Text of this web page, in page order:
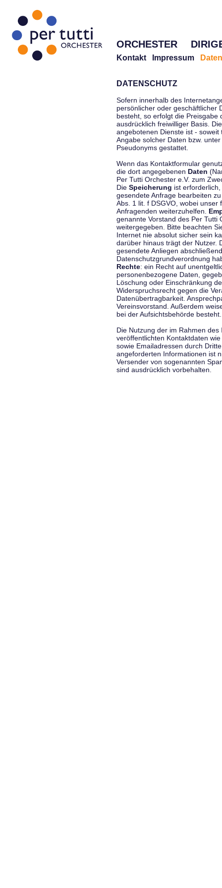
ORCHESTER
Kontakt Impressum
DATENSCHUTZ
Sofern innerhalb des
persönlicher oder geschäftlicher
besteht, so erfolgt die Preisgabe
ausdrücklich freiwilliger Basis.
angebotenen Dienste ist -
Angabe solcher Daten bzw.
Pseudonyms gestattet.
Wenn das Kontaktformular
die dort angegebenen Daten
Per Tutti Orchester e.V. zum
Die Speicherung ist
gesendete Anfrage bearbeiten
Abs. 1 lit. f DSGVO, wobei
Anfragenden weiterzuhelfen.
genannte Vorstand des Per Tutti
weitergegeben. Bitte beachten
Internet nie absolut sicher sein
darüber hinaus trägt der Nutzer.
gesendete Anliegen
Datenschutzgrundverordnung
Rechte: ein Recht auf
personenbezogene Daten,
Löschung oder Einschränkung
Widerspruchsrecht gegen die
Datenübertragbarkeit.
Vereinsvorstand. Außerdem
bei der Aufsichtsbehörde besteht.
Die Nutzung der im Rahmen
veröffentlichten Kontaktdaten
sowie Emailadressen durch
angeforderten Informationen ist
Versender von sogenannten
sind ausdrücklich vorbehalten.